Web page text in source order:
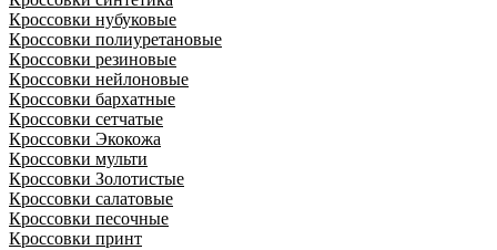
Кроссовки нубуковые
Кроссовки полиуретановые
Кроссовки резиновые
Кроссовки нейлоновые
Кроссовки бархатные
Кроссовки сетчатые
Кроссовки Экокожа
Кроссовки мульти
Кроссовки Золотистые
Кроссовки салатовые
Кроссовки песочные
Кроссовки принт